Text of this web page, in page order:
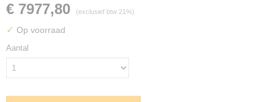
€ 7977,80 (exclusief btw 21%)
✓ Op voorraad
Aantal